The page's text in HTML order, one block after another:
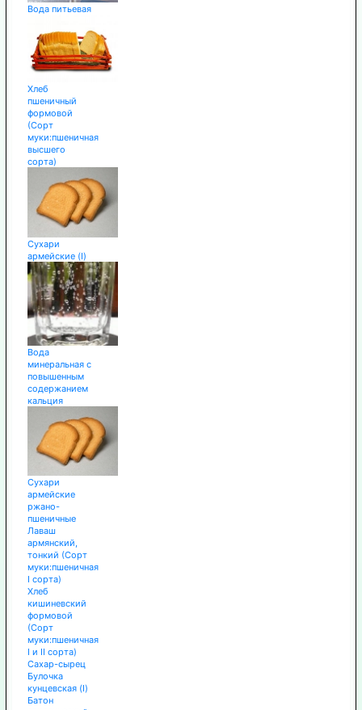
Вода питьевая
Хлеб
пшеничный
формовой
(Сорт
муки:пшеничная
высшего
сорта)
Сухари
армейские (I)
Вода
минеральная с
повышенным
содержанием
кальция
Сухари
армейские
ржано-
пшеничные
Лаваш
армянский,
тонкий (Сорт
муки:пшеничная
I сорта)
Хлеб
кишиневский
формовой
(Сорт
муки:пшеничная
I и II сорта)
Сахар-сырец
Булочка
кунцевская (I)
Батон